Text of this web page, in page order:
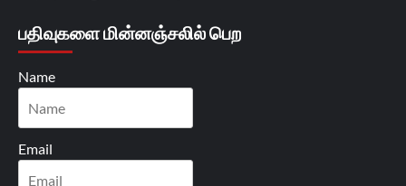
பதிவுகளை மின்னஞ்சலில் பெற
Name
Email